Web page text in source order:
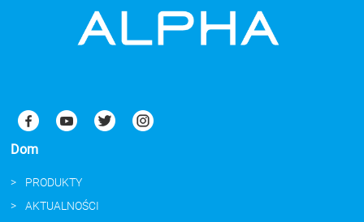
Dom
PRODUKTY
AKTUALNOŚCI